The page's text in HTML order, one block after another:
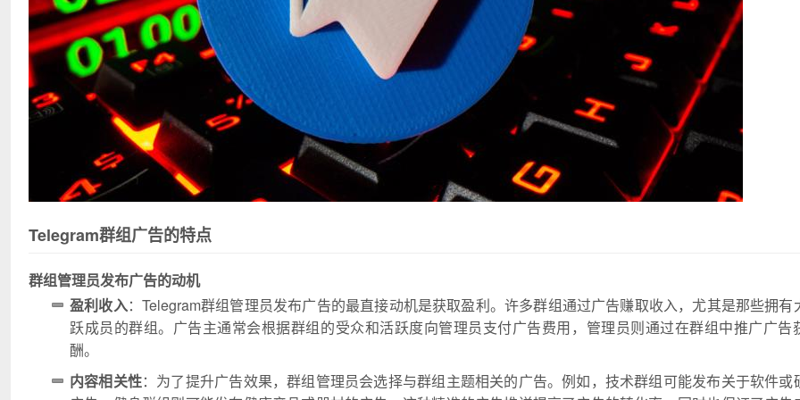
Telegram群组广告的特点
群组管理员发布广告的动机
盈利收入：Telegram群组管理员发布广告的最直接动机是获取盈利。许多群组通过广告赚取收入，尤其是那些拥有
跃成员的群组。广告主通常会根据群组的受众和活跃度向管理员支付广告费用，管理员则通过在群组中推广广告
酬。
内容相关性：为了提升广告效果，群组管理员会选择与群组主题相关的广告。例如，技术群组可能发布关于软件或